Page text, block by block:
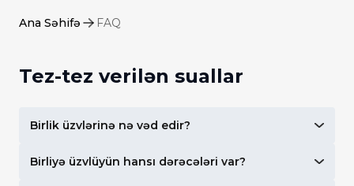
Ana Səhifə FAQ
Tez-tez verilən suallar
Birlik üzvlərinə nə vəd edir?
Birliyə üzvlüyün hansı dərəcələri var?